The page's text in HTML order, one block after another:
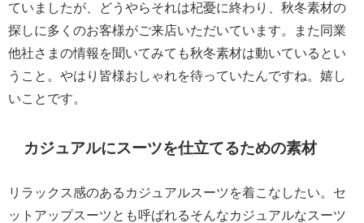
ていましたが、どうやらそれは杞憂に終わり、秋冬素材の
探しに多くのお客様がご来店いただいています。また同業
他社さまの情報を聞いてみても秋冬素材は動いているとい
うこと。やはり皆様おしゃれを待っていたんですね。嬉し
いことです。
カジュアルにスーツを仕立てるための素材
リラックス感のあるカジュアルスーツを着こなしたい。セ
ットアップスーツとも呼ばれるそんなカジュアルなスーツ